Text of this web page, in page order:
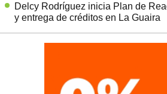
Delcy Rodríguez inicia Plan de
y entrega de créditos en La Guaira